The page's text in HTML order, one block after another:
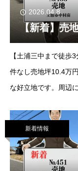
2026.04.8
【新着】売
【土浦三中まで徒歩
件なし売地坪10.4万
な好立地です。周辺
用地域で、理想のマ
新着情報